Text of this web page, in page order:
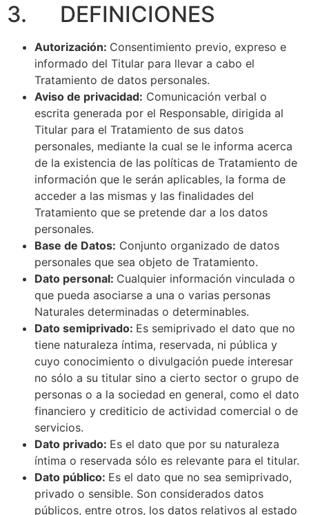
3. DEFINICIONES
Autorización: Consentimiento previo, expreso e
informado del Titular para llevar a cabo el
Tratamiento de datos personales.
Aviso de privacidad: Comunicación verbal o
escrita generada por el Responsable, dirigida al
Titular para el Tratamiento de sus datos
personales, mediante la cual se le informa acerca
de la existencia de las políticas de Tratamiento de
información que le serán aplicables, la forma de
acceder a las mismas y las finalidades del
Tratamiento que se pretende dar a los datos
personales.
Base de Datos: Conjunto organizado de datos
personales que sea objeto de Tratamiento.
Dato personal: Cualquier información vinculada o
que pueda asociarse a una o varias personas
Naturales determinadas o determinables.
Dato semiprivado: Es semiprivado el dato que no
tiene naturaleza íntima, reservada, ni pública y
cuyo conocimiento o divulgación puede interesar
no sólo a su titular sino a cierto sector o grupo de
personas o a la sociedad en general, como el dato
financiero y crediticio de actividad comercial o de
servicios.
Dato privado: Es el dato que por su naturaleza
íntima o reservada sólo es relevante para el titular.
Dato público: Es el dato que no sea semiprivado,
privado o sensible. Son considerados datos
públicos, entre otros, los datos relativos al estado